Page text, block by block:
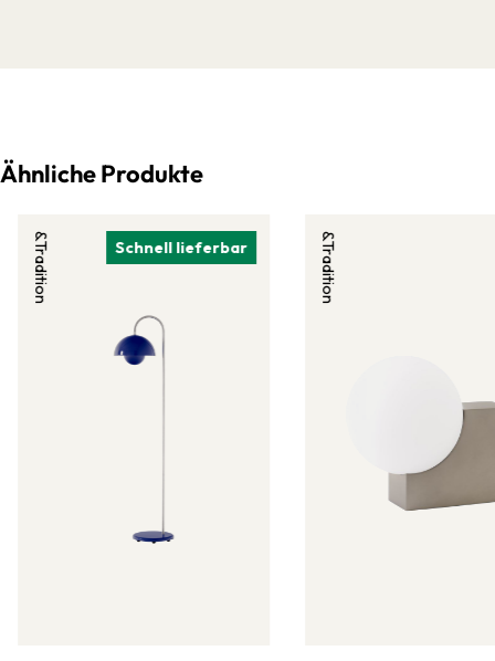
Ähnliche Produkte
Schnell lieferbar
&Tradition &Tradition